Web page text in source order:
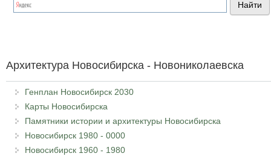
Архитектура Новосибирска - Новониколаевска
Генплан Новосибирск 2030
Карты Новосибирска
Памятники истории и архитектуры Новосибирска
Новосибирск 1980 - 0000
Новосибирск 1960 - 1980